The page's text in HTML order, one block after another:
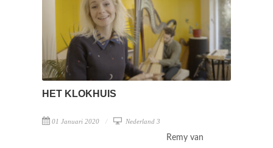
HET KLOKHUIS
01 Januari 2020 Nederland 3
Remy van